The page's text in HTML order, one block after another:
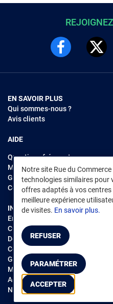
Notre site Rue du
technologies similaires pour
offres adaptés à vos
meilleure expérience
de visites. En savoir plus.
REFUSER
PARAMÉTRER
ACCEPTER
EN SAVOIR PLUS
Qui sommes-nous ?
Avis clients
AIDE
Questions fréquentes
Modes de règlements
Garantie et retours
Contacter Rue du Commerce
INFORMATIONS LÉGALES
Environnement
CGV /CGU Marketplace
Données personnelles
Cookies
Gérer mes cookies
Mentions légales
Accessibilité : non conforme
Notice d'accessibilité